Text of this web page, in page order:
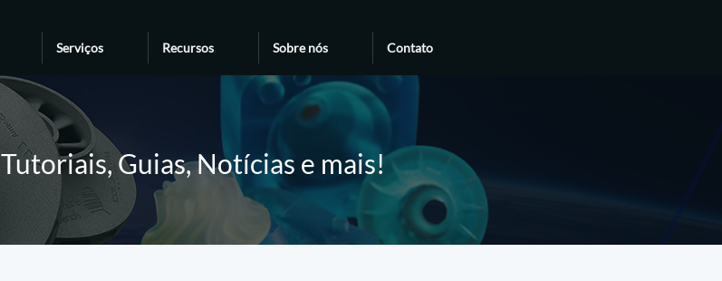
Serviços Recursos Sobre nós Contato
Tutoriais, Guias, Notícias e mais!